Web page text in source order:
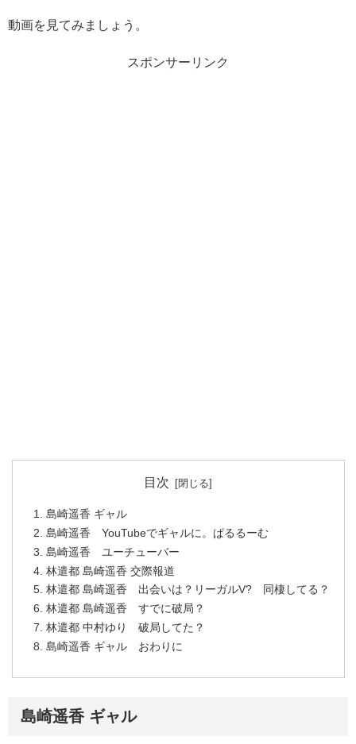
動画を見てみましょう。
スポンサーリンク
目次
島崎遥香 ギャル
島崎遥香 YouTubeでギャルに。ぱるるーむ
島崎遥香 ユーチューバー
林遣都 島崎遥香 交際報道
林遣都 島崎遥香 出会いは？リーガルV? 同棲してる？
林遣都 島崎遥香 すでに破局？
林遣都 中村ゆり 破局してた？
島崎遥香 ギャル おわりに
島崎遥香 ギャル